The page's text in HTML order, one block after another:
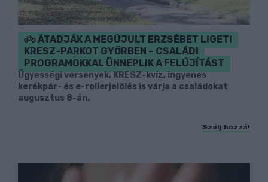
ÁTADJÁK A MEGÚJULT ERZSÉBET LIGETI
KRESZ-PARKOT GYŐRBEN – CSALÁDI
PROGRAMOKKAL ÜNNEPLIK A FELÚJÍTÁST
Ügyességi versenyek, KRESZ-kvíz, ingyenes
kerékpár- és e-rollerjelölés is várja a családokat
augusztus 8-án.
Szólj hozzá!